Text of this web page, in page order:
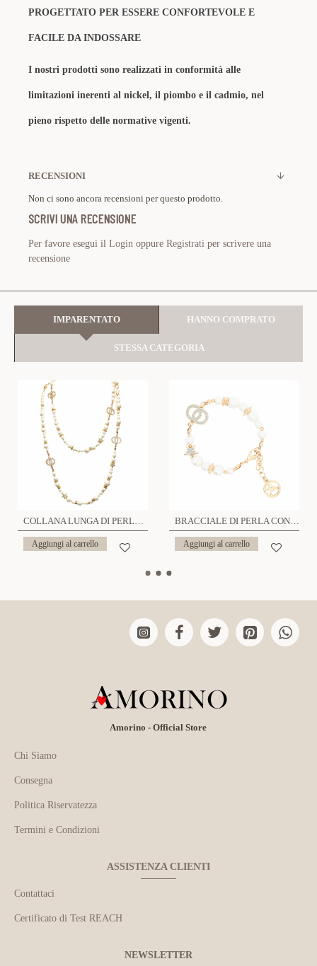
PROGETTATO PER ESSERE CONFORTEVOLE E
FACILE DA INDOSSARE
I nostri prodotti sono realizzati in conformità alle
limitazioni inerenti al nickel, il piombo e il cadmio, nel
pieno rispetto delle normative vigenti.
RECENSIONI
Non ci sono ancora recensioni per questo prodotto.
SCRIVI UNA RECENSIONE
Per favore esegui il Login oppure Registrati per scrivere una
recensione
IMPARENTATO HANNO COMPRATO
STESSA CATEGORIA
COLLANA LUNGA DI PERLA CON DOPPIO CERCHIO E STELLA - S16001A
Aggiungi al carrello
BRACCIALE DI PERLA CON DOPPIO CERCHIO E STELLA - S16001G
Aggiungi al carrello
Amorino - Official Store
Chi Siamo
Consegna
Politica Riservatezza
Termini e Condizioni
ASSISTENZA CLIENTI
Contattaci
Certificato di Test REACH
NEWSLETTER